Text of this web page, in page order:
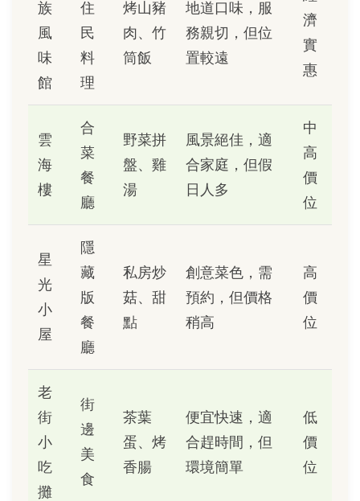
族
風
味
館
住
民
料
理
烤山豬
肉、竹
筒飯
地道口味，服
務親切，但位
置較遠
濟
實
惠
雲
海
樓
合
菜
餐
廳
野菜拼
盤、雞
湯
風景絕佳，適
合家庭，但假
日人多
中
高
價
位
星
光
小
屋
隱
藏
版
餐
廳
私房炒
菇、甜
點
創意菜色，需
預約，但價格
稍高
高
價
位
老
街
小
吃
攤
街
邊
美
食
茶葉
蛋、烤
香腸
便宜快速，適
合趕時間，但
環境簡單
低
價
位